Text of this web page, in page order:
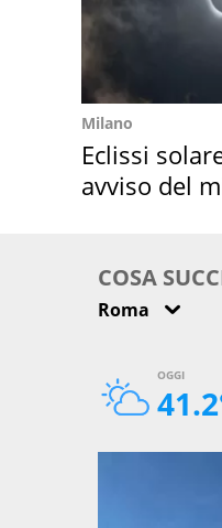
Milano
Eclissi
avviso del